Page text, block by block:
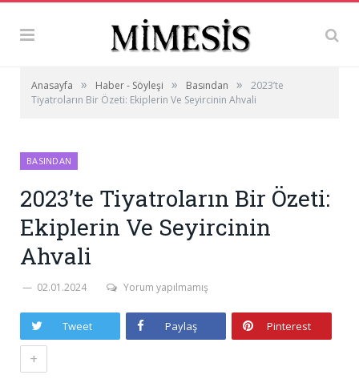
Anasayfa » Haber - Söyleşi » Basından »
2023’te
Tiyatroların Bir Özeti: Ekiplerin Ve Seyircinin Ahvali
BASINDAN
2023’te Tiyatroların Bir Özeti:
Ekiplerin Ve Seyircinin
Ahvali
02.01.2024 Yorum yapılmamış
Tweet Paylaş Pinterest
+